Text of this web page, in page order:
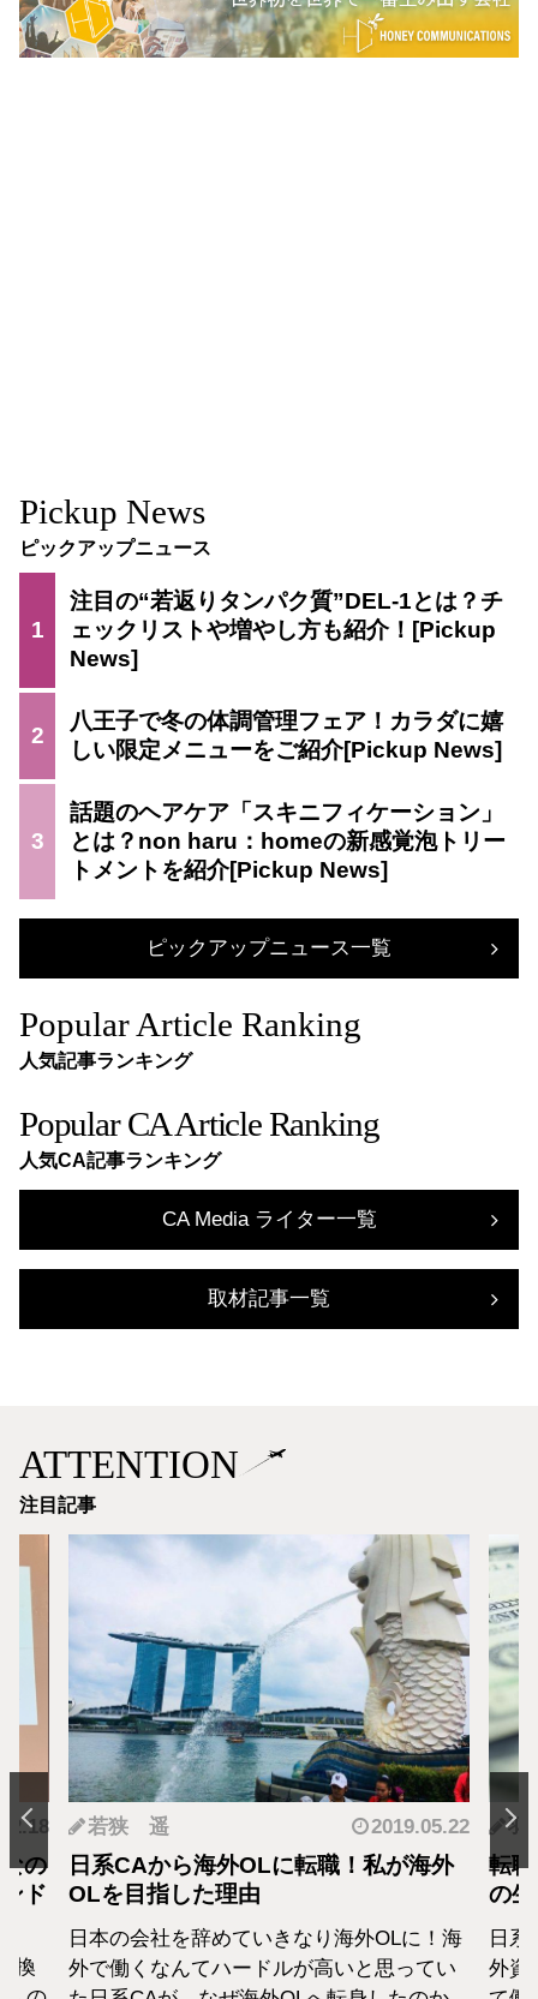
Pickup News
ピックアップニュース
1
注目の“若返りタンパク質”DEL-1とは？チ
ェックリストや増やし方も紹介！
2
八王子で冬の体調管理フェア！カラダに嬉
しい限定メニューをご紹介
3
話題のヘアケア「スキニフィケーション」
とは？non haru：homeの新感覚泡トリー
トメントを紹介
ピックアップニュース一覧
Popular Article Ranking
人気記事ランキング
Popular CA Article Ranking
人気CA記事ランキング
CA Media ライター一覧
取材記事一覧
ATTENTION
注目記事
の
ド
換
若狭 遥 2019.05.22
日系CAから海外OLに転職！私が海外
OLを目指した理由
日本の会社を辞めていきなり海外OLに！海
外で働くなんてハードルが高いと思ってい
羽
転
の
日
外資